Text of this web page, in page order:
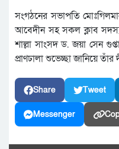
সংগঠনের সভাপতি
আবেদীন সহ সকল ক্লাব
শাল্লা সাংসদ ড. জয়া সেন
প্রাণঢালা শুভেচ্ছা জানিয়ে তাঁর
Share Tweet
Messenger